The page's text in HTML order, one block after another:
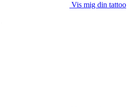
Vis mig din tattoo